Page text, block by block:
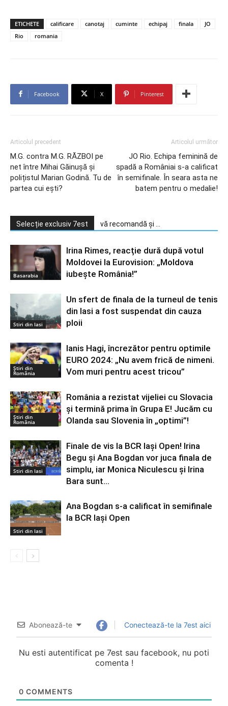
ETICHETE calificare canotaj cuminte echipaj finala
JO
Rio
romania
Facebook X Pinterest
Articolul precedent
M.G. contra M.G. RĂZBOI pe
net între Mihai Găinușă și
polițistul Marian Godină. Tu de
partea cui ești?
Articolul următor
JO Rio. Echipa feminină de
spadă a Româniai s-a calificat
în semifinale. În seara asta ne
batem pentru o medalie!
Selecție exclusiv 7est vă recomandă și ...
Basarabia
Irina Rimes, reacție dură după votul
Moldovei la Eurovision: „Moldova
iubește România!”
Stiri din Iasi
Un sfert de finala de la turneul de tenis
din Iasi a fost suspendat din cauza
ploii
Știri din
România
Ianis Hagi, încrezător pentru optimile
EURO 2024: „Nu avem frică de nimeni.
Vom muri pentru acest tricou”
Știri din
România
România a rezistat vijeliei cu Slovacia
și termină prima în Grupa E! Jucăm cu
Olanda sau Slovenia în „optimi”!
Stiri din Iasi
Finale de vis la BCR Iași Open! Irina
Begu și Ana Bogdan vor juca finala de
simplu, iar Monica Niculescu și Irina
Bara sunt...
Stiri din Iasi
Ana Bogdan s-a calificat în semifinale
la BCR Iași Open
Abonează-te Conectează-te la 7est aici
Nu esti autentificat pe 7est sau facebook, nu poti
comenta !
0 COMMENTS